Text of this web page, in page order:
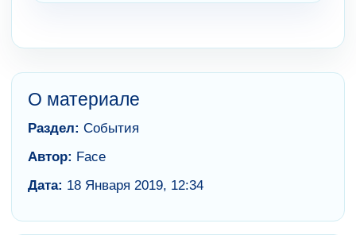
О материале
Раздел: События
Автор: Face
Дата: 18 Января 2019, 12:34